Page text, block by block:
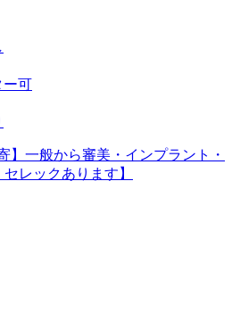
ー可
】一般から審美・インプラント・
レックあります】